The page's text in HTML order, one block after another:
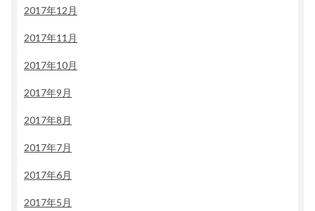
2017年12月
2017年11月
2017年10月
2017年9月
2017年8月
2017年7月
2017年6月
2017年5月